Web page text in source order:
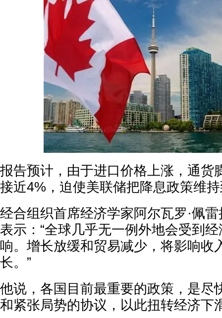
报告预计，由于进口价格上涨，通货
接近4%，迫使美联储把降息政策维
经合组织首席经济学家阿尔瓦罗·佩
表示：“全球几乎无一例外地会受到
响。增长放缓和贸易减少，将影响收
长。”
他说，各国目前最重要的政策，是尽
和紧张局势的协议，以此扭转经济下